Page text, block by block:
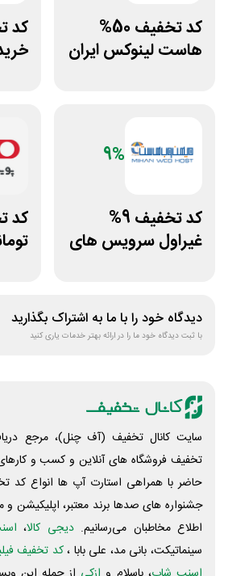
کد تخفیف 50%
هاست لینوکس ایران
کد
9%
کد تخفیف 9%
غیراول سرویس های
دیدگاه خود را با ما به اشتراک بگذارید
با ثبت دیدگاه خود ما را در ارائه بهتر خدمات یاری کنید
سایت کانال تخفیف (آف چنل)، مرجع
تخفیف فروشگاه های آنلاین و کسب و‌
حاضر با همراهی استارت آپ ها انواع کد
جشنواره های صدها برند معتبر، اپلیکیشن و
اطلاع مخاطبان می‌رسانیم. دیجی کالا،
سینماتیکت، بانی مد، علی‌ بابا ،کد تخفیف